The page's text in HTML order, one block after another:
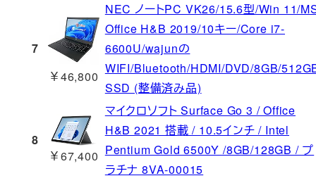
7
￥46,800
NEC ノートPC VK26/15.6型/Win 11/
Office H&B 2019/10キー/Core i7-
6600U/wajunの
WIFI/Bluetooth/HDMI/DVD/8GB/
SSD (整備済み品)
8
￥67,400
マイクロソフト Surface Go 3 / Office
H&B 2021 搭載 / 10.5インチ / Intel
Pentium Gold 6500Y /8GB/128GB / プ
ラチナ 8VA-00015